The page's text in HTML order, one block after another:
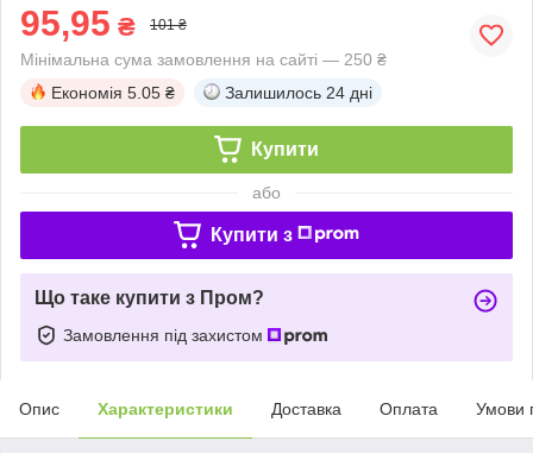
95,95 ₴ 101 ₴
Мінімальна сума замовлення на сайті — 250 ₴
Економія 5.05 ₴ Залишилось 24 дні
Купити
або
Купити з
Що таке купити з Пром?
Замовлення під захистом
Опис Характеристики Доставка Оплата Умови